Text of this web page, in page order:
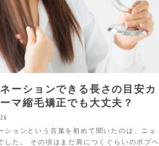
ーションできる長さの目安カ
マ縮毛矯正でも大丈夫？
ションという言葉を初めて聞いたのは、ニュ
した。 その頃はまだ肩につくぐらいのボブヘ